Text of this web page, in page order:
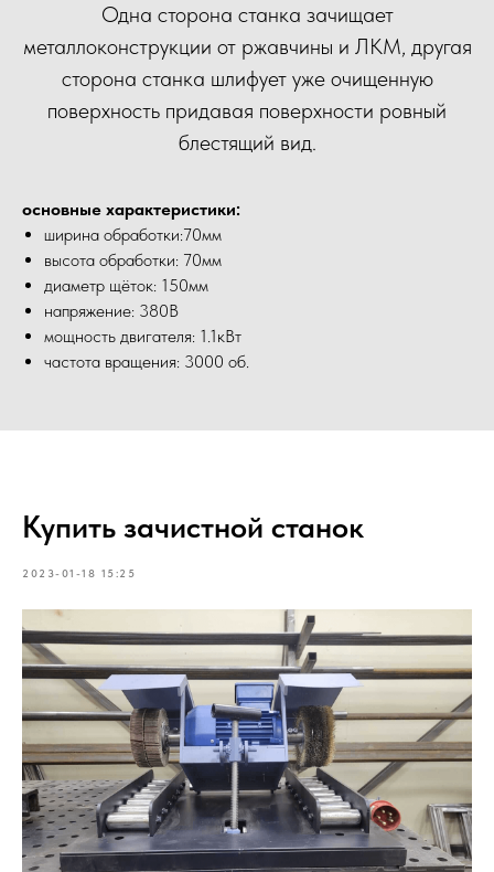
Одна сторона станка зачищает
металлоконструкции от ржавчины и ЛКМ, другая
сторона станка шлифует уже очищенную
поверхность придавая поверхности ровный
блестящий вид.
основные характеристики:
ширина обработки:70мм
высота обработки: 70мм
диаметр щёток: 150мм
напряжение: 380В
мощность двигателя: 1.1кВт
частота вращения: 3000 об.
Купить зачистной станок
2023-01-18 15:25